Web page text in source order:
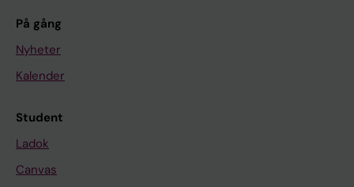
På gång
Nyheter
Kalender
Student
Ladok
Canvas